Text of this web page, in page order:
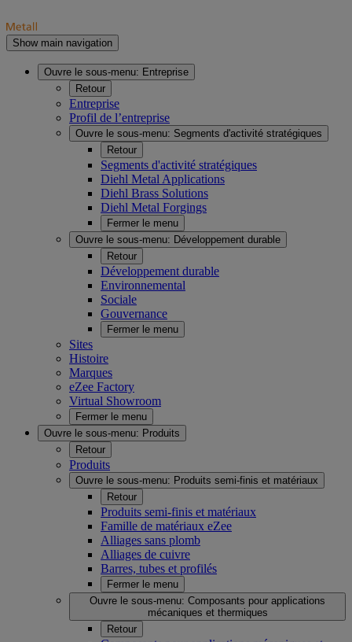
Show main navigation
Ouvre le sous-menu: Entreprise
Retour
Entreprise
Profil de l’entreprise
Ouvre le sous-menu: Segments d'activité stratégiques
Retour
Segments d'activité stratégiques
Diehl Metal Applications
Diehl Brass Solutions
Diehl Metal Forgings
Fermer le menu
Ouvre le sous-menu: Développement durable
Retour
Développement durable
Environnemental
Sociale
Gouvernance
Fermer le menu
Sites
Histoire
Marques
eZee Factory
Virtual Showroom
Fermer le menu
Ouvre le sous-menu: Produits
Retour
Produits
Ouvre le sous-menu: Produits semi-finis et matériaux
Retour
Produits semi-finis et matériaux
Famille de matériaux eZee
Alliages sans plomb
Alliages de cuivre
Barres, tubes et profilés
Fermer le menu
Ouvre le sous-menu: Composants pour applications
mécaniques et thermiques
Retour